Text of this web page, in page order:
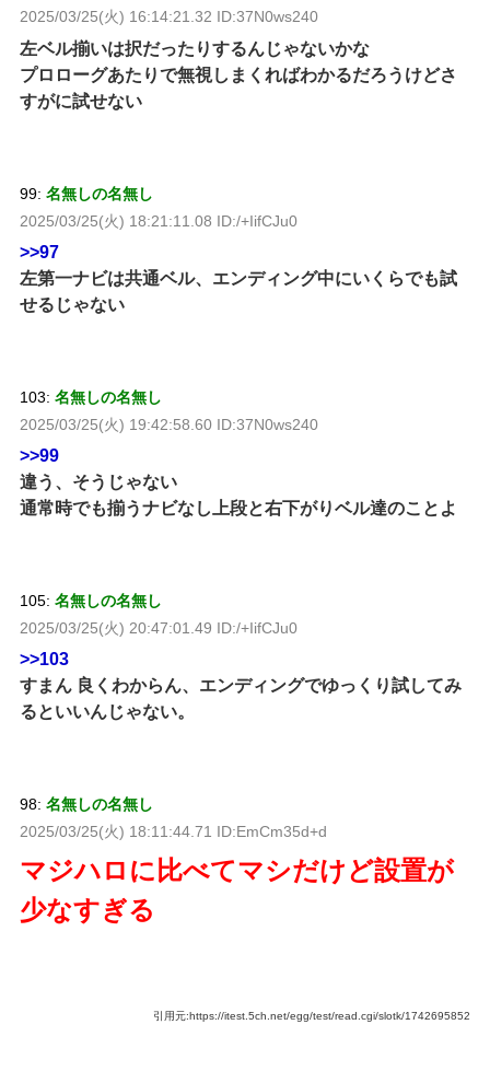
2025/03/25(火) 16:14:21.32 ID:37N0ws240
左ベル揃いは択だったりするんじゃないかな
プロローグあたりで無視しまくればわかるだろうけどさ
すがに試せない
99: 名無しの名無し
2025/03/25(火) 18:21:11.08 ID:/+IifCJu0
>>97
左第一ナビは共通ベル、エンディング中にいくらでも試
せるじゃない
103: 名無しの名無し
2025/03/25(火) 19:42:58.60 ID:37N0ws240
>>99
違う、そうじゃない
通常時でも揃うナビなし上段と右下がりベル達のことよ
105: 名無しの名無し
2025/03/25(火) 20:47:01.49 ID:/+IifCJu0
>>103
すまん 良くわからん、エンディングでゆっくり試してみ
るといいんじゃない。
98: 名無しの名無し
2025/03/25(火) 18:11:44.71 ID:EmCm35d+d
マジハロに比べてマシだけど設置が
少なすぎる
引用元:https://itest.5ch.net/egg/test/read.cgi/slotk/1742695852